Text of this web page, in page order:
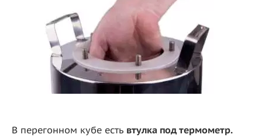
В перегонном кубе есть втулка под термометр.